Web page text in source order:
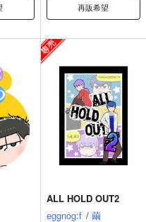
再販希望
ALL HOLD OUT2
eggnog:f / 繭